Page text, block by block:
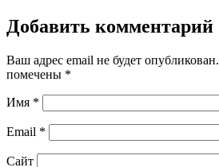
Добавить комментарий
Ваш адрес email не будет опубликован.
помечены *
Имя *
Email *
Сайт